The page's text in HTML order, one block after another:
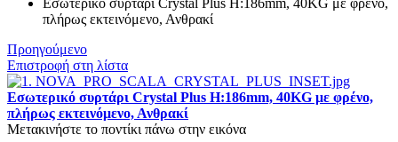
Εσωτερικό συρτάρι Crystal Plus H:186mm, 40KG με φρένο,
πλήρως εκτεινόμενο, Ανθρακί
Προηγούμενο
Επιστροφή στη λίστα
Εσωτερικό συρτάρι Crystal Plus H:186mm, 40KG με φρένο,
πλήρως εκτεινόμενο, Ανθρακί
Μετακινήστε το ποντίκι πάνω στην εικόνα